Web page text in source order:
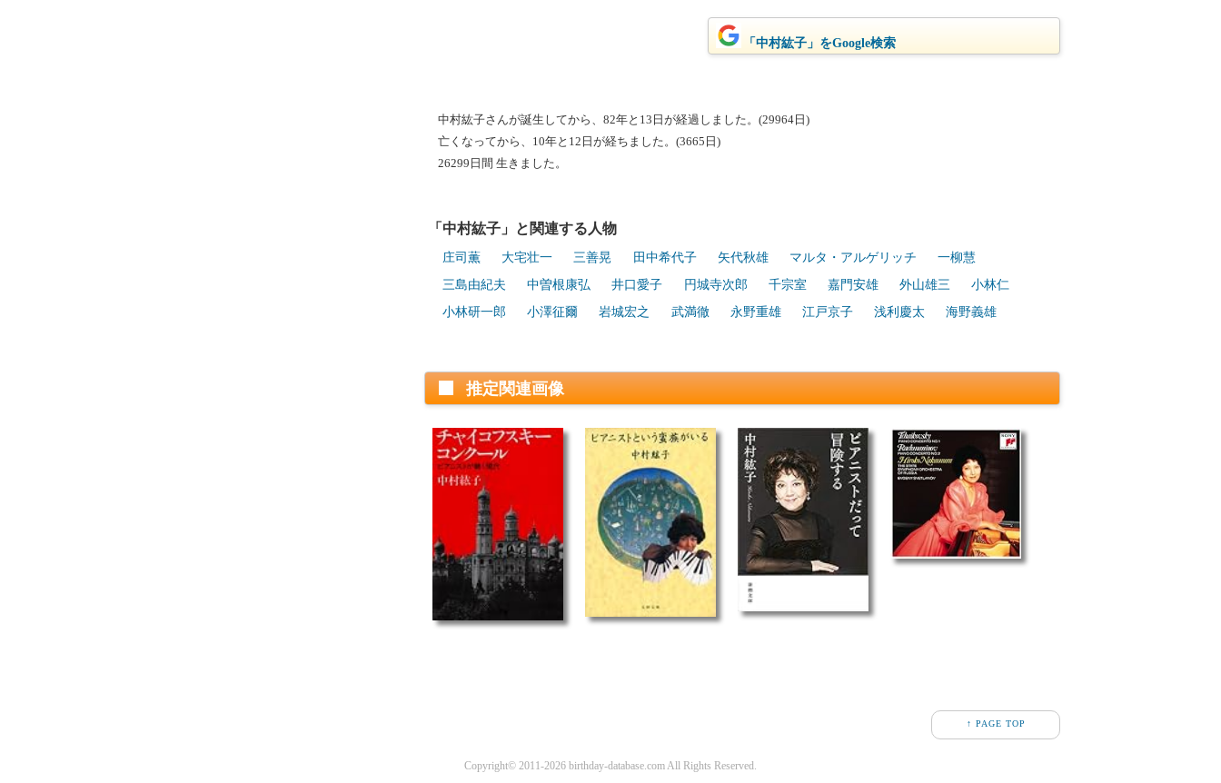
「中村紘子」をGoogle検索
中村紘子さんが誕生してから、82年と13日が経過しました。(29964日)
亡くなってから、10年と12日が経ちました。(3665日)
26299日間 生きました。
「中村紘子」と関連する人物
庄司薫 大宅壮一 三善晃 田中希代子 矢代秋雄 マルタ・アルゲリッチ
一柳慧
三島由紀夫
中曽根康弘 井口愛子 円城寺次郎 千宗室 嘉門安雄 外山雄三
小林仁
小林研一郎
小澤征爾 岩城宏之 武満徹 永野重雄 江戸京子 浅利慶太 海野義雄
推定関連画像
↑ PAGE TOP
Copyright© 2011-2026 birthday-database.com All Rights Reserved.